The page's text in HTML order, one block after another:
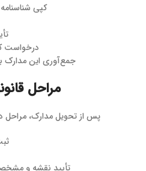
کپی
درخواست
جمع‌آوری این مدارک
مراحل
پس از تحویل مدارک، مراحل
تأیید نقشه و